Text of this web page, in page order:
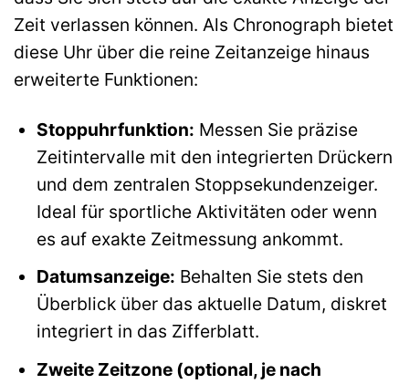
Zeit verlassen können. Als Chronograph bietet
diese Uhr über die reine Zeitanzeige hinaus
erweiterte Funktionen:
Stoppuhrfunktion: Messen Sie präzise
Zeitintervalle mit den integrierten Drückern
und dem zentralen Stoppsekundenzeiger.
Ideal für sportliche Aktivitäten oder wenn
es auf exakte Zeitmessung ankommt.
Datumsanzeige: Behalten Sie stets den
Überblick über das aktuelle Datum, diskret
integriert in das Zifferblatt.
Zweite Zeitzone (optional, je nach